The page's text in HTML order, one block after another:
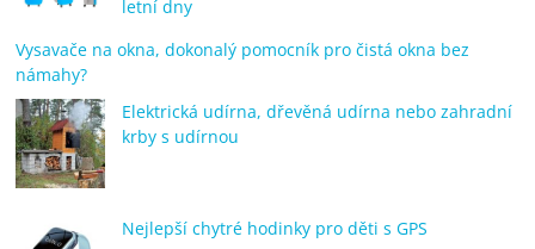
letní dny
Vysavače na okna, dokonalý pomocník pro čistá okna bez
námahy?
Elektrická udírna, dřevěná udírna nebo zahradní
krby s udírnou
Nejlepší chytré hodinky pro děti s GPS